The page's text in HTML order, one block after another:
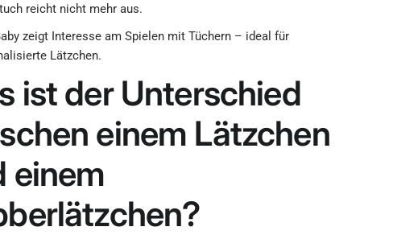
reicht nicht mehr aus.
zeigt Interesse am Spielen mit Tüchern – ideal für
Lätzchen.
ist der Unterschied
einem Lätzchen
einem